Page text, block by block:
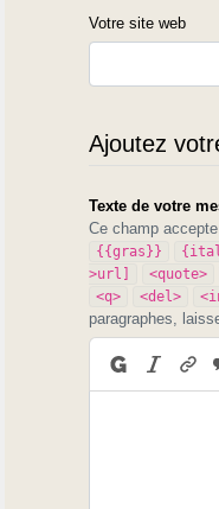
Votre site web
Ajoutez
Texte de votre
Ce champ
{{gras}}
>url]
<quote>
<q> <del>
paragraphes,